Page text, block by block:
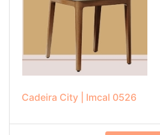
Cadeira City | Imcal 0526